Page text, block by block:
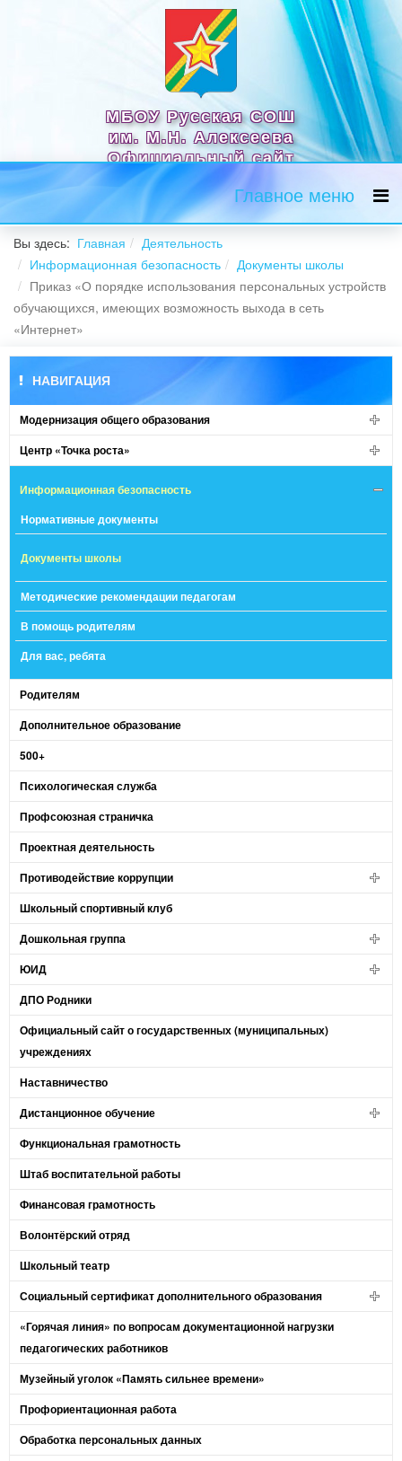
МБОУ Русская СОШ
им. М.Н. Алексеева
Официальный сайт
Главное меню
Вы здесь: Главная
Деятельность
Информационная безопасность
Документы школы
Приказ «О порядке использования персональных устройств
обучающихся, имеющих возможность выхода в сеть
«Интернет»
НАВИГАЦИЯ
Модернизация общего образования
Центр «Точка роста»
Информационная безопасность
Нормативные документы
Документы школы
Методические рекомендации педагогам
В помощь родителям
Для вас, ребята
Родителям
Дополнительное образование
500+
Психологическая служба
Профсоюзная страничка
Проектная деятельность
Противодействие коррупции
Школьный спортивный клуб
Дошкольная группа
ЮИД
ДПО Родники
Официальный сайт о государственных (муниципальных)
учреждениях
Наставничество
Дистанционное обучение
Функциональная грамотность
Штаб воспитательной работы
Финансовая грамотность
Волонтёрский отряд
Школьный театр
Социальный сертификат дополнительного образования
«Горячая линия» по вопросам документационной нагрузки
педагогических работников
Музейный уголок «Память сильнее времени»
Профориентационная работа
Обработка персональных данных